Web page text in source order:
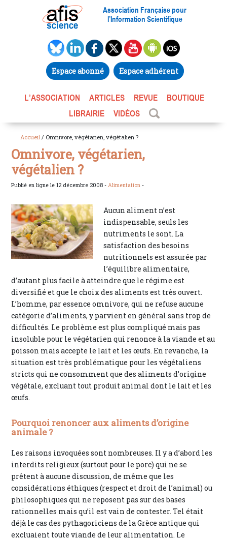
Association Française pour
l’Information Scientifique
Espace abonné Espace adhérent
L’ASSOCIATION ARTICLES REVUE
BOUTIQUE
LIBRAIRIE
VIDÉOS
Accueil / Omnivore, végétarien, végétalien ?
Omnivore, végétarien,
végétalien ?
Publié en ligne le 12 décembre 2008 -Alimentation -
Aucun aliment n’est
indispensable, seuls les
nutriments le sont. La
satisfaction des besoins
nutritionnels est assurée par
l’équilibre alimentaire,
d’autant plus facile à atteindre que le régime est
diversifié et que le choix des aliments est très ouvert.
L’homme, par essence omnivore, qui ne refuse aucune
catégorie d’aliments, y parvient en général sans trop de
difficultés. Le problème est plus compliqué mais pas
insoluble pour le végétarien qui renonce à la viande et au
poisson mais accepte le lait et les œufs. En revanche, la
situation est très problématique pour les végétaliens
stricts qui ne consomment que des aliments d’origine
végétale, excluant tout produit animal dont le lait et les
œufs.
Pourquoi renoncer aux aliments d’origine
animale ?
Les raisons invoquées sont nombreuses. Il y a d’abord les
interdits religieux (surtout pour le porc) qui ne se
prêtent à aucune discussion, de même que les
considérations éthiques (respect et droit de l’animal) ou
philosophiques qui ne reposent pas sur des bases
rationnelles mais qu’il est vain de contester. Tel était
déjà le cas des pythagoriciens de la Grèce antique qui
excluaient toute viande de leur alimentation. Le